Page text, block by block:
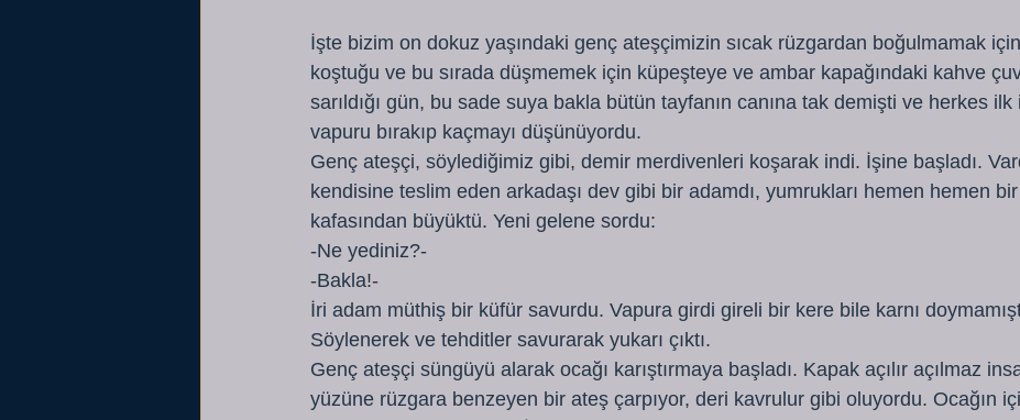
İşte bizim on dokuz yaşındaki genç ateşçimizin sıcak rüzgardan boğulmamak
koştuğu ve bu sırada düşmemek için küpeşteye ve ambar kapağındaki kahve
sarıldığı gün, bu sade suya bakla bütün tayfanın canına tak demişti ve herkes
vapuru bırakıp kaçmayı düşünüyordu.
Genç ateşçi, söylediğimiz gibi, demir merdivenleri koşarak indi. İşine başladı.
kendisine teslim eden arkadaşı dev gibi bir adamdı, yumrukları hemen hemen
kafasından büyüktü. Yeni gelene sordu:
-Ne yediniz?-
-Bakla!-
İri adam müthiş bir küfür savurdu. Vapura girdi gireli bir kere bile karnı
Söylenerek ve tehditler savurarak yukarı çıktı.
Genç ateşçi süngüyü alarak ocağı karıştırmaya başladı. Kapak açılır açılmaz
yüzüne rüzgara benzeyen bir ateş çarpıyor, deri kavrulur gibi oluyordu. Ocağın